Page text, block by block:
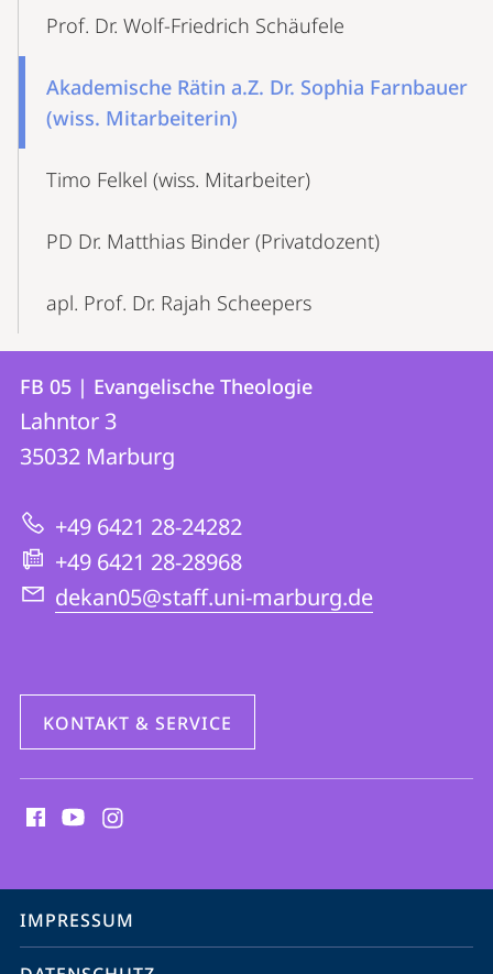
Prof. Dr. Wolf-Friedrich Schäufele
Akademische Rätin a.Z. Dr. Sophia Farnbauer
(wiss. Mitarbeiterin)
Timo Felkel (wiss. Mitarbeiter)
PD Dr. Matthias Binder (Privatdozent)
apl. Prof. Dr. Rajah Scheepers
Kontakt
und
Informationen
zur
Website
Kontaktinformationen
FB
05
Evangelische
Theologie
FB 05 | Evangelische Theologie
Lahntor 3
35032 Marburg
+49 6421 28-24282
+49 6421 28-28968
dekan05@staff.uni-marburg.de
KONTAKT & SERVICE
Media
Service-
Navigation
IMPRESSUM